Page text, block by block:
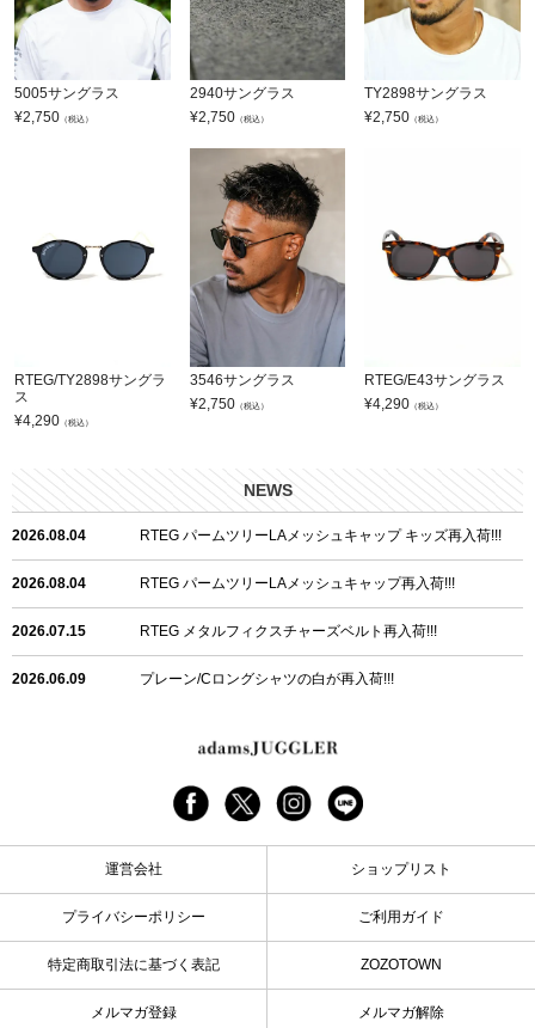
5005サングラス
¥2,750 （税込）
2940サングラス
¥2,750（税込）
TY2898サングラス
¥2,750 （税込）
RTEG/TY2898サングラ
ス
¥4,290 （税込）
3546サングラス
¥2,750（税込）
RTEG/E43サングラス
¥4,290 （税込）
NEWS
2026.08.04 RTEG パームツリーLAメッシュキャップ キッズ再入荷!!!
2026.08.04 RTEG パームツリーLAメッシュキャップ再入荷!!!
2026.07.15 RTEG メタルフィクスチャーズベルト再入荷!!!
2026.06.09 プレーン/Cロングシャツの白が再入荷!!!
24/フリンジデニムロングパンツ再入荷!!!
G/グレーペイントデニムロングパンツ再入荷!!!
2026.04.23 I.W.D.Rデニムロングパンツ再入荷!!!
2026.04.23 ケミカルブラックデニムロングパンツ再入荷!!!
RTEG R.S&Dデニムロングパンツ再入荷!!!
運営会社 ショップリスト
プライバシーポリシー ご利用ガイド
特定商取引法に基づく表記 ZOZOTOWN
メルマガ登録 メルマガ解除